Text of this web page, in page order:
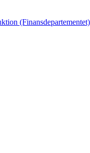
(Finansdepartementet)